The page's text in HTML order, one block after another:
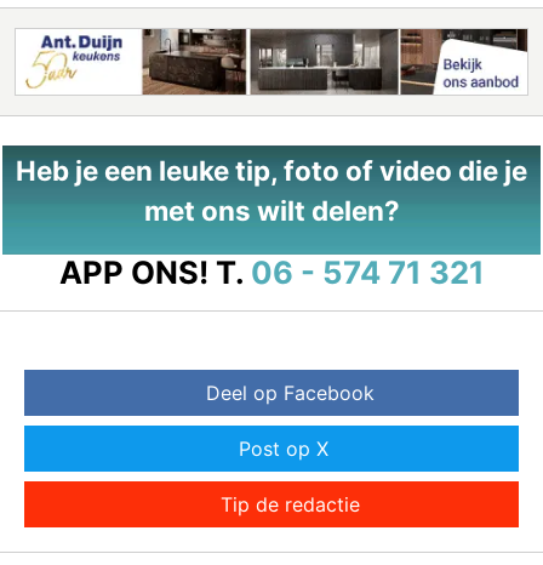
Heb je een leuke tip, foto of video die je
met ons wilt delen?
APP ONS! T. 06 - 574 71 321
Deel op Facebook
Post op X
Tip de redactie